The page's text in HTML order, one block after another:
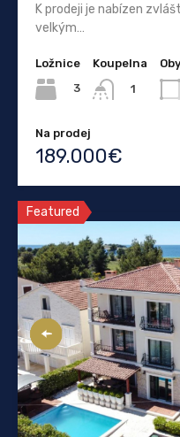
K prodeji je nabízen
velkým…
Ložnice
3
Koupelna
1
Na prodej
189.000€
Featured